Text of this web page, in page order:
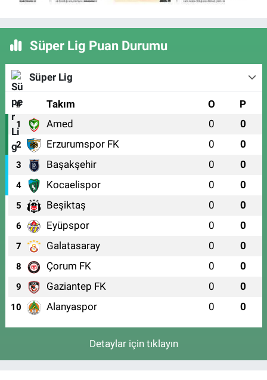
Süper Lig Puan Durumu
Süper Lig
# Takım O P
1 Amed 0 0
2 Erzurumspor FK 0 0
3 Başakşehir 0 0
4 Kocaelispor 0 0
5 Beşiktaş 0 0
6 Eyüpspor 0 0
7 Galatasaray 0 0
8 Çorum FK 0 0
9 Gaziantep FK 0 0
10 Alanyaspor 0 0
Detaylar için tıklayın